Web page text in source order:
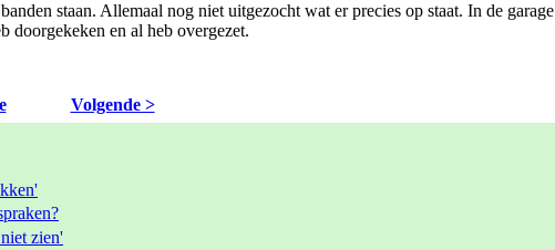
staan. Allemaal nog niet uitgezocht wat er precies op staat. In de garage
doorgekeken en al heb overgezet.
Volgende >
zien'